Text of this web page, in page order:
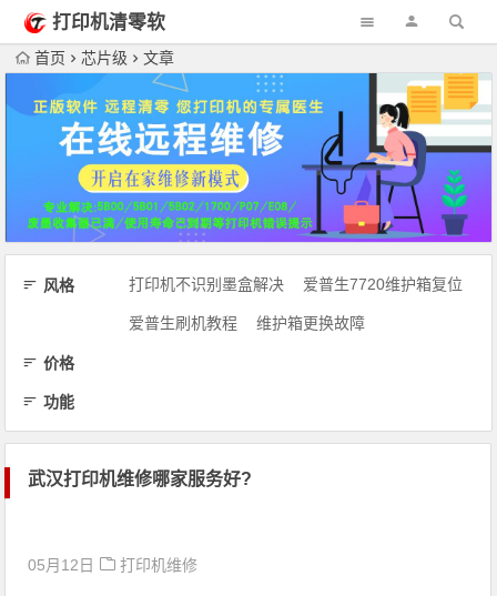
打印机清零软
件网
首页 芯片级 文章
风格 打印机不识别墨盒解决 爱普生7720维护箱复位
爱普生刷机教程 维护箱更换故障
价格
功能
武汉打印机维修哪家服务好?
05月12日 打印机维修